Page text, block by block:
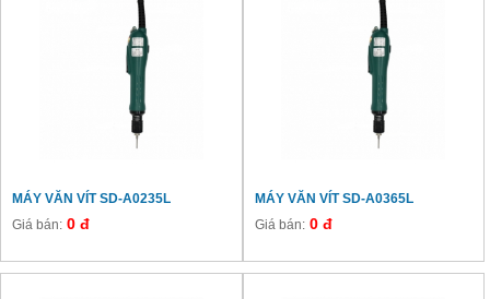
MÁY VĂN VÍT SD-A0235L
Giá bán: 0 đ
MÁY VĂN VÍT SD-A0365L
Giá bán:0 đ